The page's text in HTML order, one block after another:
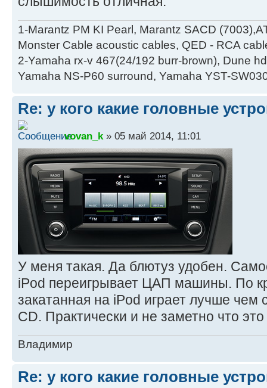
1-Marantz PM KI Pearl, Marantz SACD
Monster Cable acoustic cables, QED - RCA
2-Yamaha rx-v 467(24/192 burr-brown), Dune
Yamaha NS-P60 surround, Yamaha YST-
Re: у кого какие головные
vovan_k » 05 май 2014, 11:01
У меня такая. Да блютуз удобен.
iPod переигрывает ЦАП машины. По
закатанная на iPod играет лучше чем
CD. Практически и не заметно что
Владимир
Re: у кого какие головные